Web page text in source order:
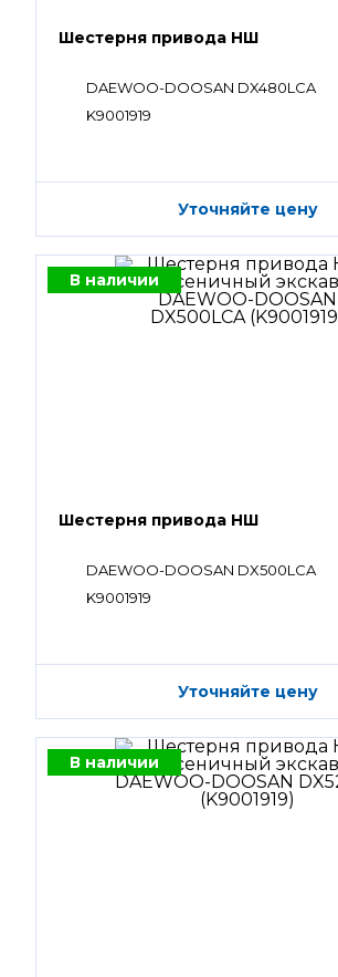
Шестерня привода НШ
DAEWOO-DOOSAN DX480LCA
K9001919
Уточняйте цену
В наличии
Шестерня привода НШ
DAEWOO-DOOSAN DX500LCA
K9001919
Уточняйте цену
В наличии